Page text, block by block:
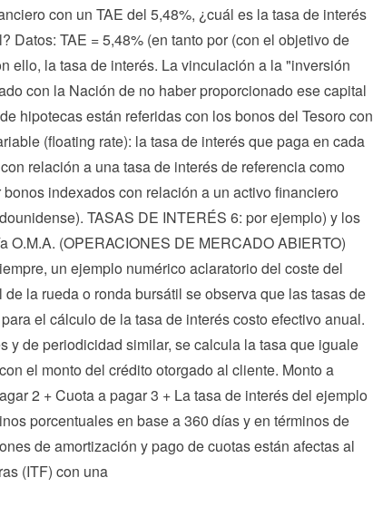
con un TAE del 5,48%, ¿cuál es la tasa de interés
Datos: TAE = 5,48% (en tanto por (con el objetivo de
ello, la tasa de interés. La vinculación a la "inversión
con la Nación de no haber proporcionado ese capital
hipotecas están referidas con los bonos del Tesoro con
(floating rate): la tasa de interés que paga en cada
relación a una tasa de interés de referencia como
indexados con relación a un activo financiero
TASAS DE INTERÉS 6: por ejemplo) y los
O.M.A. (OPERACIONES DE MERCADO ABIERTO)
un ejemplo numérico aclaratorio del coste del
la rueda o ronda bursátil se observa que las tasas de
el cálculo de la tasa de interés costo efectivo anual.
y de periodicidad similar, se calcula la tasa que iguale
el monto del crédito otorgado al cliente. Monto a
2 + Cuota a pagar 3 + La tasa de interés del ejemplo
porcentuales en base a 360 días y en términos de
de amortización y pago de cuotas están afectas al
(ITF) con una